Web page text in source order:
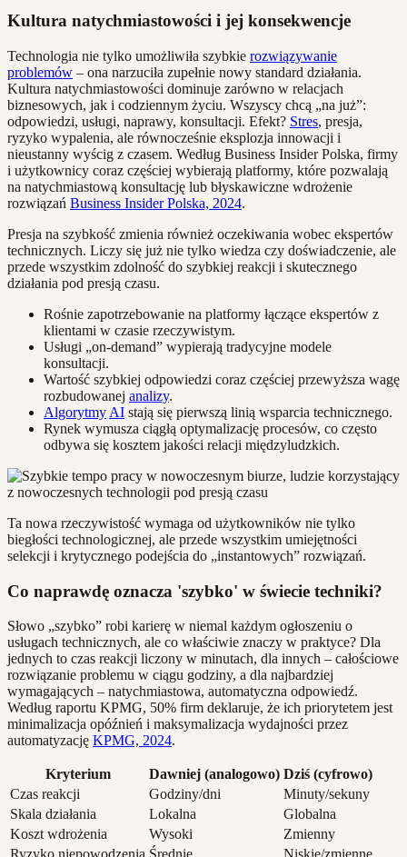
Kultura natychmiastowości i jej konsekwencje
Technologia nie tylko umożliwiła szybkie rozwiązywanie
problemów – ona narzuciła zupełnie nowy standard działania.
Kultura natychmiastowości dominuje zarówno w relacjach
biznesowych, jak i codziennym życiu. Wszyscy chcą „na już”:
odpowiedzi, usługi, naprawy, konsultacji. Efekt? Stres, presja,
ryzyko wypalenia, ale równocześnie eksplozja innowacji i
nieustanny wyścig z czasem. Według Business Insider Polska, firmy
i użytkownicy coraz częściej wybierają platformy, które pozwalają
na natychmiastową konsultację lub błyskawiczne wdrożenie
rozwiązań Business Insider Polska, 2024.
Presja na szybkość zmienia również oczekiwania wobec ekspertów
technicznych. Liczy się już nie tylko wiedza czy doświadczenie, ale
przede wszystkim zdolność do szybkiej reakcji i skutecznego
działania pod presją czasu.
Rośnie zapotrzebowanie na platformy łączące ekspertów z
klientami w czasie rzeczywistym.
Usługi „on-demand” wypierają tradycyjne modele
konsultacji.
Wartość szybkiej odpowiedzi coraz częściej przewyższa wagę
rozbudowanej analizy.
Algorytmy AI stają się pierwszą linią wsparcia technicznego.
Rynek wymusza ciągłą optymalizację procesów, co często
odbywa się kosztem jakości relacji międzyludzkich.
Ta nowa rzeczywistość wymaga od użytkowników nie tylko
biegłości technologicznej, ale przede wszystkim umiejętności
selekcji i krytycznego podejścia do „instantowych” rozwiązań.
Co naprawdę oznacza 'szybko' w świecie techniki?
Słowo „szybko” robi karierę w niemal każdym ogłoszeniu o
usługach technicznych, ale co właściwie znaczy w praktyce? Dla
jednych to czas reakcji liczony w minutach, dla innych – całościowe
rozwiązanie problemu w ciągu godziny, a dla najbardziej
wymagających – natychmiastowa, automatyczna odpowiedź.
Według raportu KPMG, 50% firm deklaruje, że ich priorytetem jest
minimalizacja opóźnień i maksymalizacja wydajności przez
automatyzację KPMG, 2024.
Kryterium Dawniej (analogowo) Dziś (cyfrowo)
Czas reakcji
Godziny/dni
Minuty/sekuny
Skala działania
Lokalna
Globalna
Koszt wdrożenia
Wysoki
Zmienny